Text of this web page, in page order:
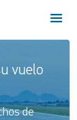
vuelo
de